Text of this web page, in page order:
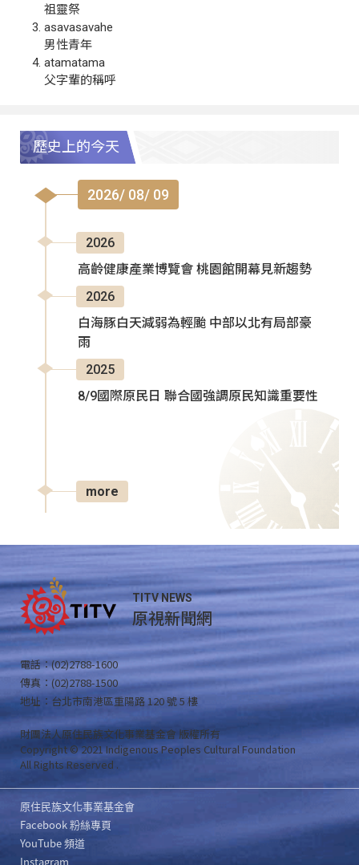
祖靈祭
asavasavahe
男性青年
atamatama
父字輩的稱呼
歷史上的今天
2026/ 08/ 09
2026
高齡健康產業博覽會 桃園館開幕見新趨勢
2026
白海豚白天減弱為輕颱 中部以北有局部豪
雨
2025
8/9國際原民日 聯合國強調原民知識重要性
more
TITV NEWS
原視新聞網
電話：(02)2788-1600
傳真：(02)2788-1500
地址：台北市南港區重陽路 120 號 5 樓
財團法人原住民族文化事業基金會 版權所有
Copyright © 2021 Indigenous Peoples Cultural Foundation
All Rights Reserved .
原住民族文化事業基金會
Facebook 粉絲專頁
YouTube 頻道
Instagram